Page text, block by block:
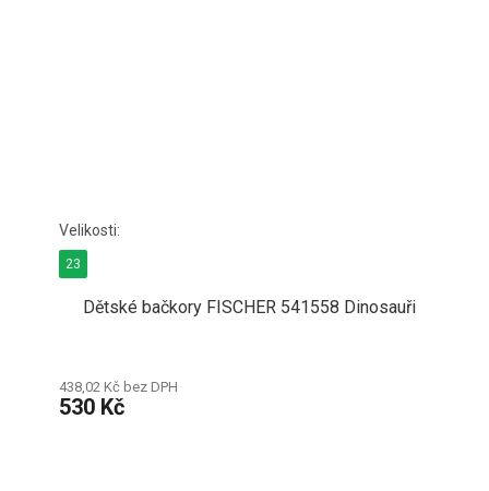
Dětské bačkory FISCHER 541558 Dinosauři
438,02 Kč bez DPH
530 Kč
23